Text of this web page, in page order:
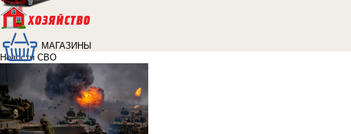
МАГАЗИНЫ
Новости СВО